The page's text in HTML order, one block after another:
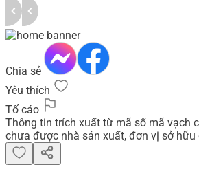
Chia sẻ
Yêu thích
Tố cáo
Thông tin trích xuất từ mã số mã vạch
chưa được nhà sản xuất, đơn vị sở hữu